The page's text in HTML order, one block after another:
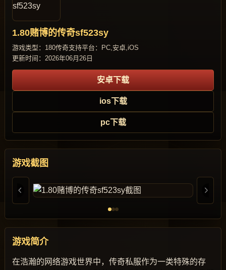
1.80赌博的传奇sf523sy
游戏类型：180传奇支持平台：PC,安卓,iOS
更新时间：2026年06月26日
安卓下载
ios下载
pc下载
游戏截图
游戏简介
在浩瀚的网络游戏世界中，传奇私服作为一类特殊的存